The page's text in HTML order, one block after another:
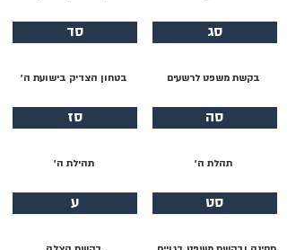
סג
בקשת משפט לרשעים
סה
תהלת ה׳
סט
סד
בטחון הצדיק בישועת ה׳
סז
תהילת ה׳
ע